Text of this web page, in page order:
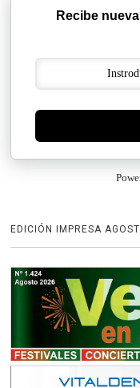
Recibe
EDICIÓN IMPRESA